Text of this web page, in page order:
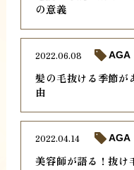
の意義
髪の毛抜ける季節が
由
2022.06.08 AGA
美容師が語る！抜け
2022.04.14 AGA